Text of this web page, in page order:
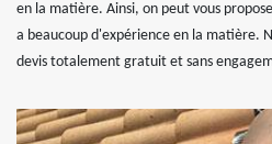
en la matière. Ainsi, on peut vous
a beaucoup d'expérience en la matière.
devis totalement gratuit et sans